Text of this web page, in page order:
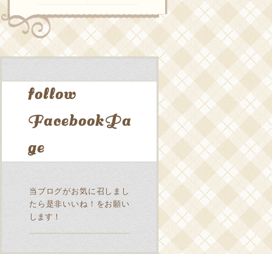
follow
FacebookPa
ge
当ブログがお気に召しまし
たら是非いいね！をお願い
します！